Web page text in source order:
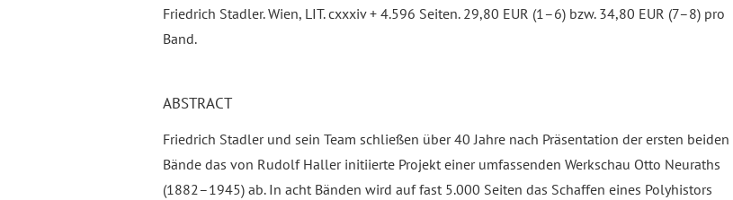
Friedrich Stadler. Wien, LIT. cxxxiv + 4.596 Seiten. 29,80 EUR (1–6) bzw. 34,80 EUR (7–8) pro
Band.
ABSTRACT
Friedrich Stadler und sein Team schließen über 40 Jahre nach Präsentation der ersten beiden
Bände das von Rudolf Haller initiierte Projekt einer umfassenden Werkschau Otto Neuraths
(1882–1945) ab. In acht Bänden wird auf fast 5.000 Seiten das Schaffen eines Polyhistors